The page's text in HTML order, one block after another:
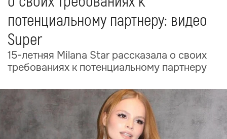
потенциальному партнеру: видео
Super
15-летняя Milana Star рассказала о своих
требованиях к потенциальному партнеру